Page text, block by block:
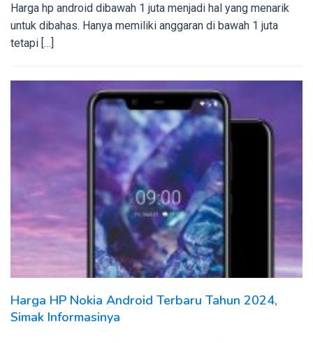
Harga hp android dibawah 1 juta menjadi hal yang menarik
untuk dibahas. Hanya memiliki anggaran di bawah 1 juta
tetapi […]
Harga HP Nokia Android Terbaru Tahun 2024,
Simak Informasinya